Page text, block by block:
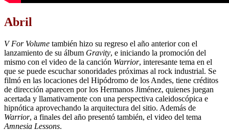
Abril
V For Volume también hizo su regreso el año anterior con el
lanzamiento de su álbum Gravity, e iniciando la promoción del
mismo con el video de la canción Warrior, interesante tema en el
que se puede escuchar sonoridades próximas al rock industrial. Se
filmó en las locaciones del Hipódromo de los Andes, tiene créditos
de dirección aparecen por los Hermanos Jiménez, quienes juegan
acertada y llamativamente con una perspectiva caleidoscópica e
hipnótica aprovechando la arquitectura del sitio. Además de
Warrior, a finales del año presentó también, el video del tema
Amnesia Lessons.